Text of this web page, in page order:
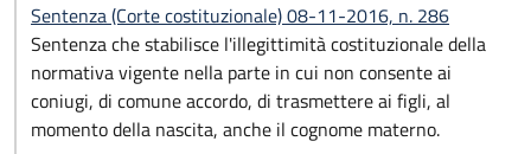
Sentenza (Corte costituzionale) 08-11-2016, n. 286
Sentenza che stabilisce l'illegittimità costituzionale della
normativa vigente nella parte in cui non consente ai
coniugi, di comune accordo, di trasmettere ai figli, al
momento della nascita, anche il cognome materno.